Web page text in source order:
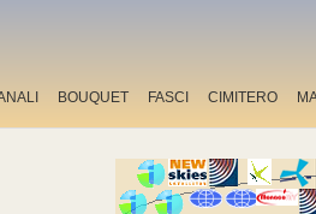
BOUQUET FASCI CIMITERO